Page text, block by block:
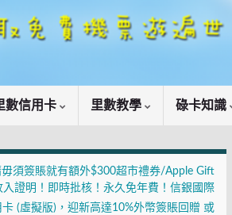
數信用卡 里數教學 碌卡知識
毋須簽賬就有額外$300超市禮券/Apple Gift
收入證明！即時批核！永久免年費！信銀國際
(虛擬版)，迎新高達10%外幣簽賬回贈 或